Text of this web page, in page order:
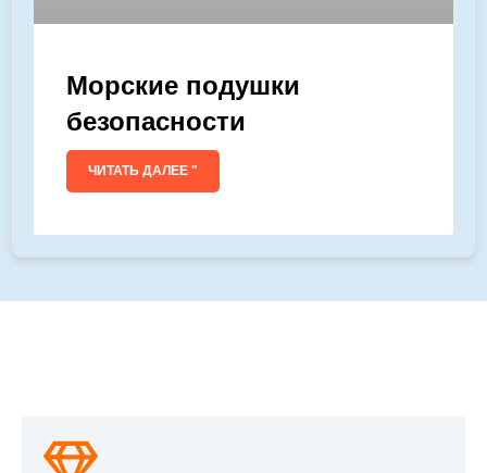
Морские подушки
безопасности
ЧИТАТЬ ДАЛЕЕ "